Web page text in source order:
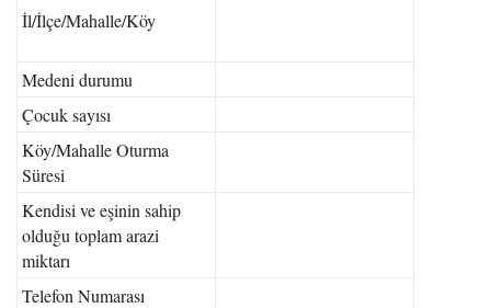
İl/İlçe/Mahalle/Köy
Medeni durumu
Çocuk sayısı
Köy/Mahalle Oturma
Süresi
Kendisi ve eşinin sahip
olduğu toplam arazi
miktarı
Telefon Numarası